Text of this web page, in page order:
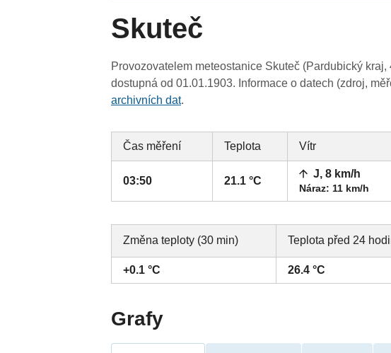
Skuteč
Provozovatelem meteostanice Skuteč (Pardubický
dostupná od 01.01.1903. Informace o datech (zdroj,
archivních dat.
Čas měření Teplota Vítr
03:50 21.1 °C
J, 8 km/h
Náraz: 11 km/h
Změna teploty (30 min) Teplota před 24
+0.1 °C 26.4 °C
Grafy